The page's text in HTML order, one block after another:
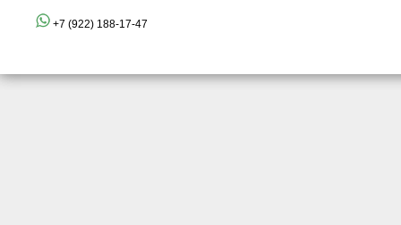
+7 (922) 188-17-47